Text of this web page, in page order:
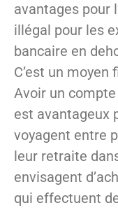
avantages pour
illégal pour les
bancaire en
C’est un moyen
Avoir un
est avantageux
voyagent entre
leur retraite
envisagent
qui effectuent